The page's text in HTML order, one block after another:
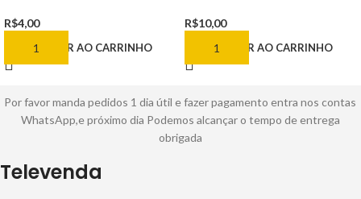
R$4,00
ADICIONAR AO CARRINHO
R$10,00
ADICIONAR AO CARRINHO
Por favor manda pedidos 1 dia útil e fazer pagamento entra nos contas
WhatsApp,e próximo dia Podemos alcançar o tempo de entrega
obrigada
Televenda